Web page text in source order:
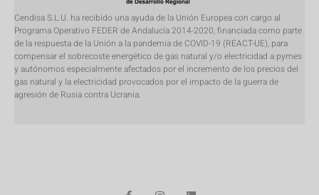
Cendisa S.L.U. ha recibido una ayuda de la Unión Europea con cargo al
Programa Operativo FEDER de Andalucía 2014-2020, financiada como parte
de la respuesta de la Unión a la pandemia de COVID-19 (REACT-UE), para
compensar el sobrecoste energético de gas natural y/o electricidad a pymes
y autónomos especialmente afectados por el incremento de los precios del
gas natural y la electricidad provocados por el impacto de la guerra de
agresión de Rusia contra Ucrania.